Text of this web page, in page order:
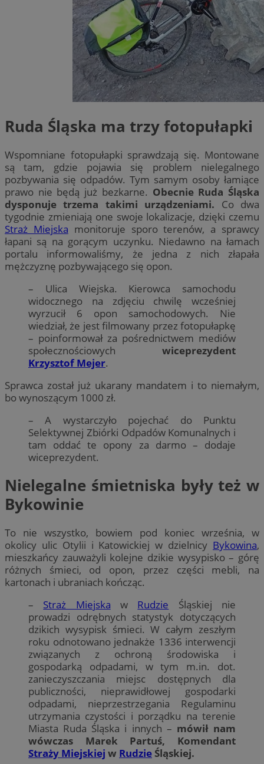
Ruda Śląska ma trzy fotopułapki
Wspomniane fotopułapki sprawdzają się. Montowane
są tam, gdzie pojawia się problem nielegalnego
pozbywania się odpadów. Tym samym osoby łamiące
prawo nie będą już bezkarne. Obecnie Ruda Śląska
dysponuje trzema takimi urządzeniami. Co dwa
tygodnie zmieniają one swoje lokalizacje, dzięki czemu
Straż Miejska monitoruje sporo terenów, a sprawcy
łapani są na gorącym uczynku. Niedawno na łamach
portalu informowaliśmy, że jedna z nich złapała
mężczyznę pozbywającego się opon.
– Ulica Wiejska. Kierowca samochodu
widocznego na zdjęciu chwilę wcześniej
wyrzucił 6 opon samochodowych. Nie
wiedział, że jest filmowany przez fotopułapkę
– poinformował za pośrednictwem mediów
społecznościowych wiceprezydent
Krzysztof Mejer.
Sprawca został już ukarany mandatem i to niemałym,
bo wynoszącym 1000 zł.
– A wystarczyło pojechać do Punktu
Selektywnej Zbiórki Odpadów Komunalnych i
tam oddać te opony za darmo – dodaje
wiceprezydent.
Nielegalne śmietniska były też w
Bykowinie
To nie wszystko, bowiem pod koniec września, w
okolicy ulic Otylii i Katowickiej w dzielnicy Bykowina,
mieszkańcy zauważyli kolejne dzikie wysypisko – górę
różnych śmieci, od opon, przez części mebli, na
kartonach i ubraniach kończąc.
– Straż Miejska w Rudzie Śląskiej nie
prowadzi odrębnych statystyk dotyczących
dzikich wysypisk śmieci. W całym zeszłym
roku odnotowano jednakże 1336 interwencji
związanych z ochroną środowiska i
gospodarką odpadami, w tym m.in. dot.
zanieczyszczania miejsc dostępnych dla
publiczności, nieprawidłowej gospodarki
odpadami, nieprzestrzegania Regulaminu
utrzymania czystości i porządku na terenie
Miasta Ruda Śląska i innych – mówił nam
wówczas Marek Partuś, Komendant
Straży Miejskiej w Rudzie Śląskiej.